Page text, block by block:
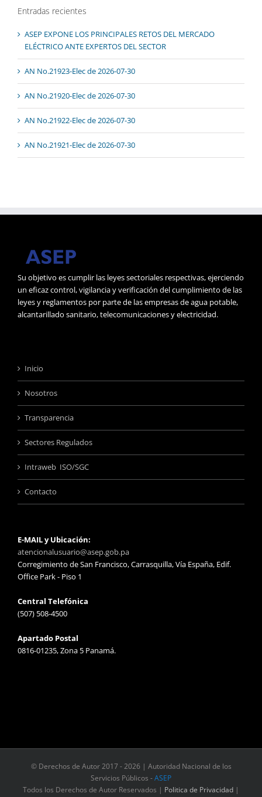
Entradas recientes
ASEP EXPONE LOS PRINCIPALES RETOS DEL MERCADO
ELÉCTRICO ANTE EXPERTOS DEL SECTOR
AN No.21923-Elec de 2026-07-30
AN No.21920-Elec de 2026-07-30
AN No.21922-Elec de 2026-07-30
AN No.21921-Elec de 2026-07-30
Su objetivo es cumplir las leyes sectoriales respectivas, ejerciendo
un eficaz control, vigilancia y verificación del cumplimiento de las
leyes y reglamentos por parte de las empresas de agua potable,
alcantarillado sanitario, telecomunicaciones y electricidad.
Inicio
Nosotros
Transparencia
Sectores Regulados
Intraweb ISO/SGC
Contacto
E-MAIL y Ubicación:
atencionalusuario@asep.gob.pa
Corregimiento de San Francisco, Carrasquilla, Vía España, Edif.
Office Park - Piso 1
Central Telefónica
(507) 508-4500
Apartado Postal
0816-01235, Zona 5 Panamá.
© Derechos de Autor 2017 -2026 | Autoridad Nacional de los
Servicios Públicos -ASEP
Todos los Derechos de Autor Reservados | Politica de Privacidad |